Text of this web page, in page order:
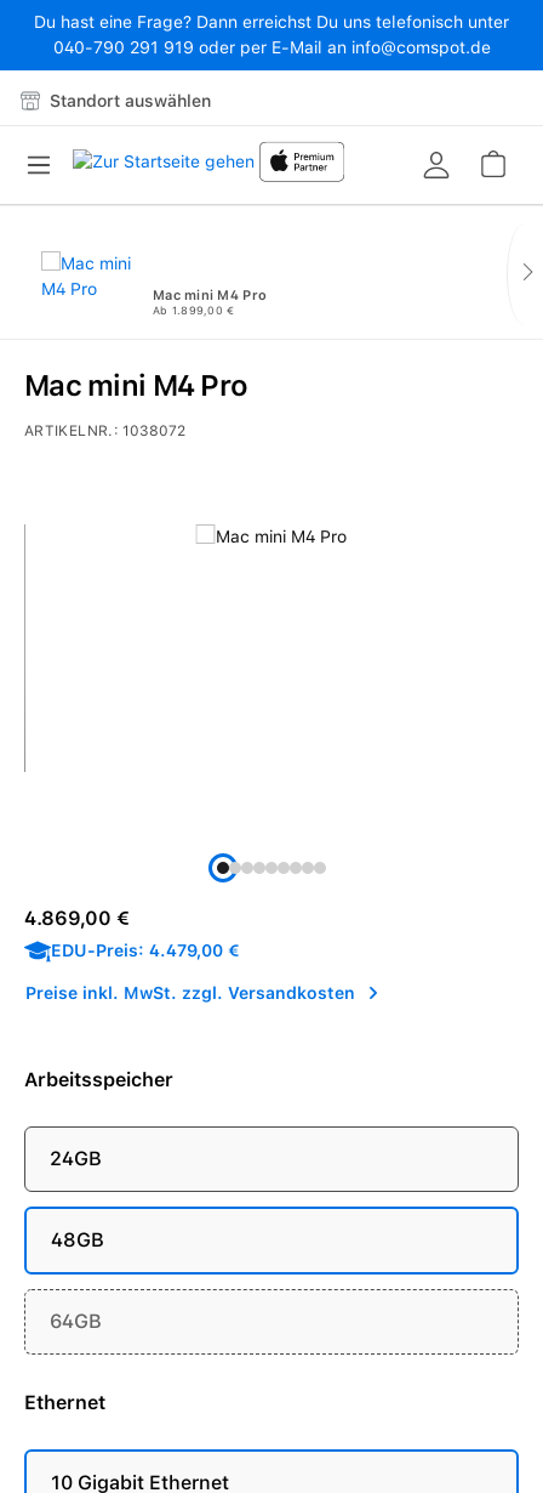
Zum Hauptinhalt springen
Du hast eine Frage? Dann erreichst Du uns telefonisch unter
040-790 291 919 oder per E-Mail an info@comspot.de
Standort auswählen
Mac mini M4 Pro
Ab 1.899,00 €
Bildergalerie überspringen
Mac mini M4 Pro
ARTIKELNR.:1038072
Regulärer Preis:
4.869,00 €
EDU-Preis: 4.479,00 €
Preise inkl. MwSt. zzgl. Versandkosten
Arbeitsspeicher
24GB
48GB
64GB
Ethernet
10 Gigabit Ethernet